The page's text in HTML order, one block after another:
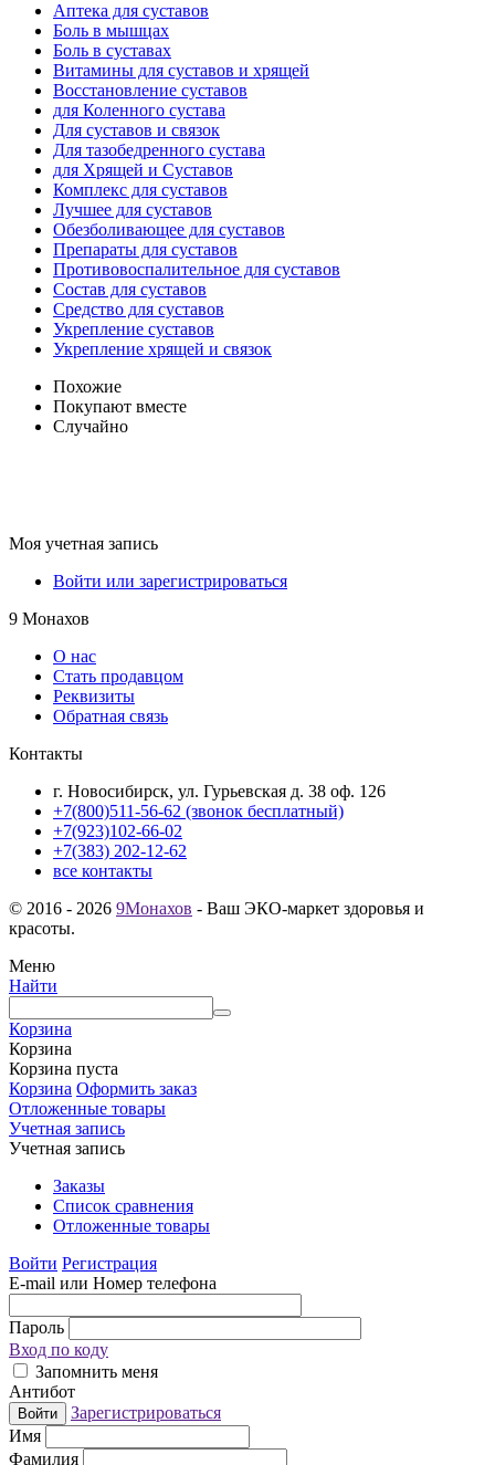
Аптека для суставов
Боль в мышцах
Боль в суставах
Витамины для суставов и хрящей
Восстановление суставов
для Коленного сустава
Для суставов и связок
Для тазобедренного сустава
для Хрящей и Суставов
Комплекс для суставов
Лучшее для суставов
Обезболивающее для суставов
Препараты для суставов
Противовоспалительное для суставов
Состав для суставов
Средство для суставов
Укрепление суставов
Укрепление хрящей и связок
Похожие
Покупают вместе
Случайно
Моя учетная запись
Войти или зарегистрироваться
9 Монахов
О нас
Стать продавцом
Реквизиты
Обратная связь
Контакты
г. Новосибирск, ул. Гурьевская д. 38 оф. 126
+7(800)511-56-62 (звонок бесплатный)
+7(923)102-66-02
+7(383) 202-12-62
все контакты
© 2016 - 2026 9Монахов - Ваш ЭКО-маркет здоровья и
красоты.
Меню
Найти
Корзина
Корзина
Корзина пуста
Корзина Оформить заказ
Отложенные товары
Учетная запись
Учетная запись
Заказы
Список сравнения
Отложенные товары
Войти Регистрация
E-mail или Номер телефона
Пароль
Вход по коду
Запомнить меня
Антибот
Войти
Зарегистрироваться
Имя
Фамилия